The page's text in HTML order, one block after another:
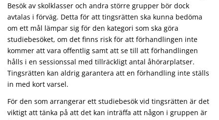
Besök av skolklasser och andra större grupper bör dock
avtalas i förväg. Detta för att tingsrätten ska kunna bedöma
om ett mål lämpar sig för den kategori som ska göra
studiebesöket, om det finns risk för att förhandlingen inte
kommer att vara offentlig samt att se till att förhandlingen
hålls i en sessionssal med tillräckligt antal åhörarplatser.
Tingsrätten kan aldrig garantera att en förhandling inte ställs
in med kort varsel.
För den som arrangerar ett studiebesök vid tingsrätten är det
viktigt att tänka på att det kan inträffa att någon i gruppen är